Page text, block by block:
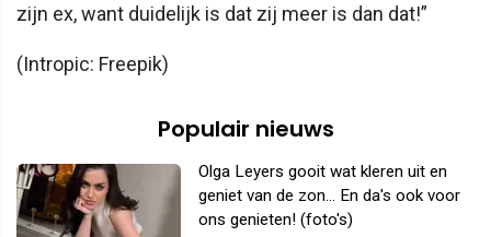
zijn ex, want duidelijk is dat zij meer is dan dat!”
(Intropic: Freepik)
Populair nieuws
Olga Leyers gooit wat kleren uit en
geniet van de zon... En da's ook voor
ons genieten! (foto's)